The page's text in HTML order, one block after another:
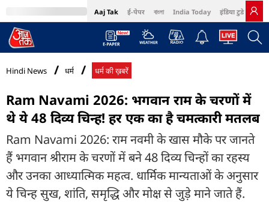
Aaj Tak ई-पेपर বাংলা India Today इंडिया टुडे हिंदी
MumbaiTak Cosmopolitan Harper's Bazaar Northeast
Hindi News धर्म धर्म की ख़बरें
Ram Navami 2026: भगवान राम के चरणों में
थे ये 48 दिव्य चिन्ह! हर एक का है चमत्कारी मतलब
Ram Navami 2026: राम नवमी के खास मौके पर जानते
हैं भगवान श्रीराम के चरणों में बने 48 दिव्य चिन्हों का रहस्य
और उनका आध्यात्मिक महत्व. धार्मिक मान्यताओं के अनुसार
ये चिन्ह सुख, शांति, समृद्धि और मोक्ष से जुड़े माने जाते हैं.